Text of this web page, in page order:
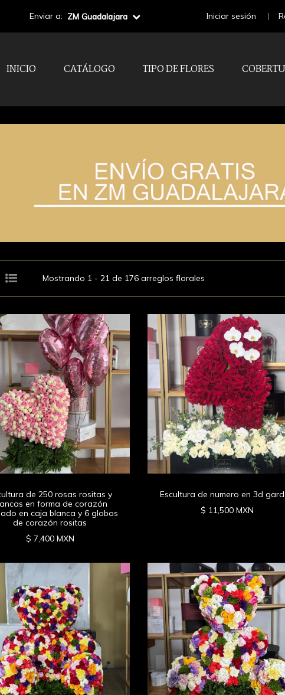
Enviar a: ZM Guadalajara Iniciar sesión
INICIO CATÁLOGO TIPO DE FLORES
Mostrando 1 - 21 de 176 arreglos florales
de 250 rosas rositas y
en forma de corazón
en caja blanca y 6 globos
de corazón rositas
$ 7,400 MXN
Escultura de numero en 3d
$ 11,500 MXN